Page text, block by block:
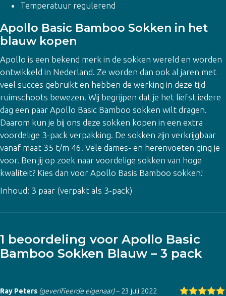
Temperatuur regulerend
Apollo Basic Bamboo Sokken in het
blauw kopen
Apollo is een bekend merk in de sokken wereld en worden
ontwikkeld in Nederland. Ze worden dan ook al jaren met
veel succes gebruikt en hebben de werking in deze tijd
ruimschoots bewezen. Wij begrijpen dat je het liefst iedere
dag een paar Apollo Basic Bamboo sokken wilt dragen.
Daarom kun je bij ons deze sokken kopen in een extra
voordelige 3-pack verpakking. De sokken zijn verkrijgbaar
vanaf maat 35 t/m 46. Vele dames- en herenvoeten ging je
voor. Ben jij op zoek naar voordelige sokken van hoge
kwaliteit? Kies dan voor Apollo Basis Bamboo sokken!
Inhoud: 3 paar (verpakt als 3-pack)
1 beoordeling voor Apollo Basic
Bamboo Sokken Blauw – 3 pack
Ray Peters (geverifieerde eigenaar)– 23 juli 2022